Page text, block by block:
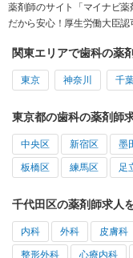
薬剤師のサイト「マイナビ
だから安心！厚生労働大臣認
関東エリアで歯科の薬
東京 神奈川 千
東京都の歯科の薬剤師
中央区 新宿区 墨
板橋区 練馬区 足
千代田区の薬剤師求人
内科 外科 皮膚科
整形外科 心療内科